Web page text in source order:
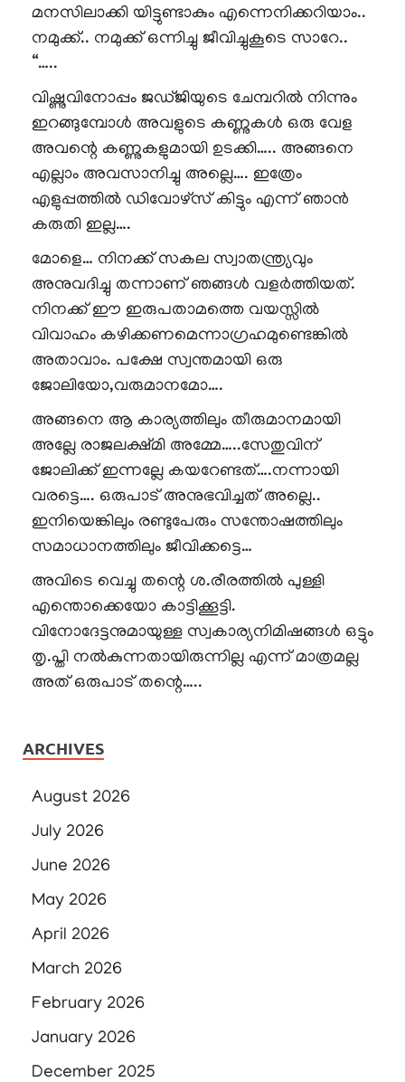
മനസിലാക്കി യിട്ടുണ്ടാകും എന്നെനിക്കറിയാം..
നമുക്ക്.. നമുക്ക് ഒന്നിച്ചു ജീവിച്ചുകൂടെ സാറേ..
“…..
വിഷ്ണുവിനോപ്പം ജഡ്ജിയുടെ ചേമ്പറിൽ നിന്നും
ഇറങ്ങുമ്പോൾ അവളുടെ കണ്ണുകൾ ഒരു വേള
അവന്റെ കണ്ണുകളുമായി ഉടക്കി….. അങ്ങനെ
എല്ലാം അവസാനിച്ചു അല്ലെ…. ഇത്രേം
എളുപ്പത്തിൽ ഡിവോഴ്സ് കിട്ടും എന്ന് ഞാൻ
കരുതി ഇല്ല….
മോളെ… നിനക്ക് സകല സ്വാതന്ത്ര്യവും
അനുവദിച്ചു തന്നാണ് ഞങ്ങൾ വളർത്തിയത്.
നിനക്ക് ഈ ഇരുപതാമത്തെ വയസ്സിൽ
വിവാഹം കഴിക്കണമെന്നാഗ്രഹമുണ്ടെങ്കിൽ
അതാവാം. പക്ഷേ സ്വന്തമായി ഒരു
ജോലിയോ,വരുമാനമോ….
അങ്ങനെ ആ കാര്യത്തിലും തീരുമാനമായി
അല്ലേ രാജലക്ഷ്മി അമ്മേ…..സേതുവിന്
ജോലിക്ക് ഇന്നല്ലേ കയറേണ്ടത്….നന്നായി
വരട്ടെ…. ഒരുപാട് അനുഭവിച്ചത് അല്ലെ..
ഇനിയെങ്കിലും രണ്ടുപേരും സന്തോഷത്തിലും
സമാധാനത്തിലും ജീവിക്കട്ടെ…
അവിടെ വെച്ചു തന്റെ ശ.രീരത്തിൽ പുള്ളി
എന്തൊക്കെയോ കാട്ടിക്കൂട്ടി.
വിനോദേട്ടനുമായുള്ള സ്വകാര്യനിമിഷങ്ങൾ ഒട്ടും
തൃ.പ്തി നൽകുന്നതായിരുന്നില്ല എന്ന് മാത്രമല്ല
അത് ഒരുപാട് തന്റെ…..
ARCHIVES
August 2026
July 2026
June 2026
May 2026
April 2026
March 2026
February 2026
January 2026
December 2025